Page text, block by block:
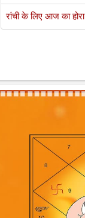
रांची के लिए आज का होरा